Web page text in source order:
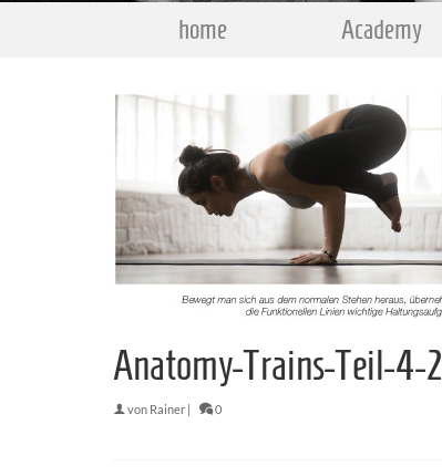
home Academy
Anatomy-Trains-Teil-4-2
von Rainer | 0